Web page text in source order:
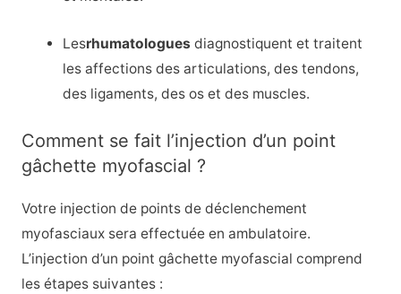
Lesrhumatologuesdiagnostiquent et traitent
les affections des articulations, des tendons,
des ligaments, des os et des muscles.
Comment se fait l’injection d’un point
gâchette myofascial ?
Votre injection de points de déclenchement
myofasciaux sera effectuée en ambulatoire.
L’injection d’un point gâchette myofascial comprend
les étapes suivantes :